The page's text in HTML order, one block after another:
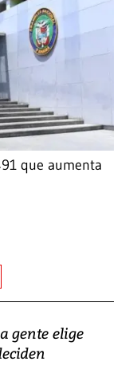
que aumenta
gente elige